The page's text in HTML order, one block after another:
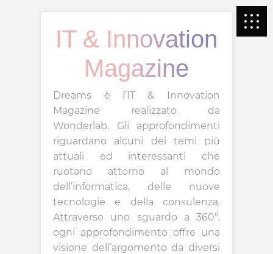
IT & Innovation
Magazine
Dreams è l’IT & Innovation
Magazine realizzato da
Wonderlab. Gli approfondimenti
riguardano alcuni dei temi più
attuali ed interessanti che
ruotano attorno al mondo
dell’informatica, delle nuove
tecnologie e della consulenza.
Attraverso uno sguardo a 360°,
ogni approfondimento offre una
visione dell’argomento da diversi